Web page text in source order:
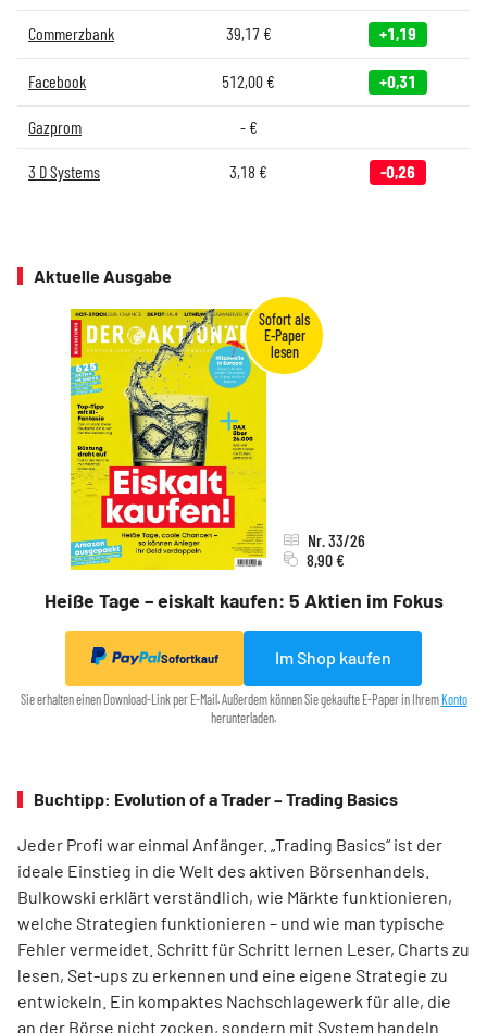
Commerzbank 39,17€ +1,19
Facebook 512,00 € +0,31
Gazprom -€
3 D Systems 3,18 € -0,26
Aktuelle Ausgabe
Heiße Tage – eiskalt kaufen: 5 Aktien im Fokus
Nr. 33/26
8,90 €
Sofortkauf Im Shop kaufen
Sie erhalten einen Download-Link per E-Mail. Außerdem können Sie gekaufte E-Paper in IhremKonto
herunterladen.
Buchtipp: Evolution of a Trader – Trading Basics
Jeder Profi war einmal Anfänger. „Trading Basics“ ist der
ideale Einstieg in die Welt des aktiven Börsenhandels.
Bulkowski erklärt verständlich, wie Märkte funktionieren,
welche Strategien funktionieren – und wie man typische
Fehler vermeidet. Schritt für Schritt lernen Leser, Charts zu
lesen, Set-ups zu erkennen und eine eigene Strategie zu
entwickeln. Ein kompaktes Nachschlagewerk für alle, die
an der Börse nicht zocken, sondern mit System handeln